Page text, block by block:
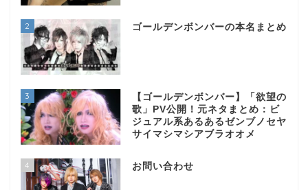
2 ゴールデンボンバーの本名まとめ
3
【ゴールデンボンバー】「欲望の
歌」PV公開！元ネタまとめ：ビ
ジュアル系あるあるゼンブノセヤ
サイマシマシアブラオオメ
4 お問い合わせ